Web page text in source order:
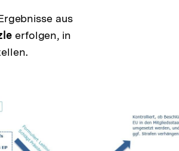
aus
erfolgen, in